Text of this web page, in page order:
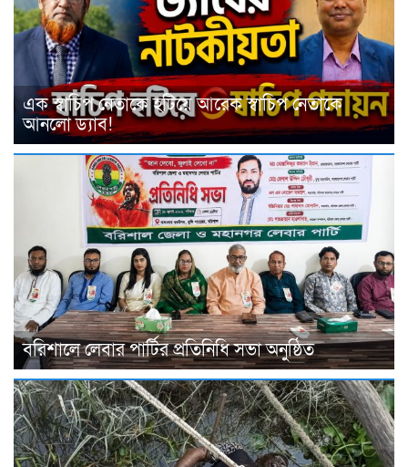
এক স্বাচিপ নেতাকে হটিয়ে আরেক স্বাচিপ নেতাকে
আনলো ড্যাব!
বরিশালে লেবার পার্টির প্রতিনিধি সভা অনুষ্ঠিত